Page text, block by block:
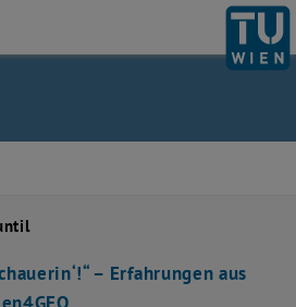
– Erfahrungen aus